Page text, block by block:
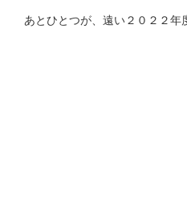
あとひとつが、遠い２０２２年